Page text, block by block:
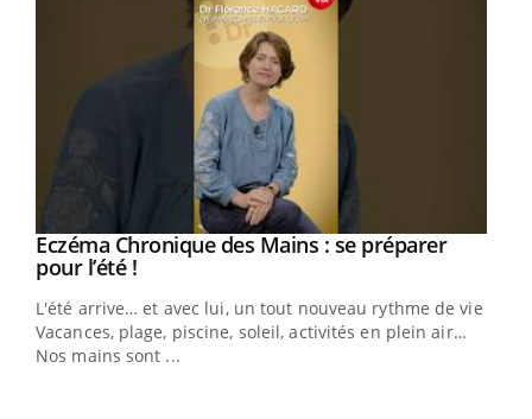
Youtube
Eczéma Chronique des Mains : se préparer
pour l’été !Youtube
L'été arrive… et avec lui, un tout nouveau rythme de vie !
Vacances, plage, piscine, soleil, activités en plein air…
Nos mains sont ...